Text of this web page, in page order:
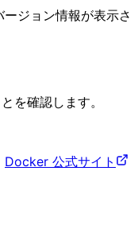
ジョン情報が表示さ
を確認します。
Docker 公式サイト